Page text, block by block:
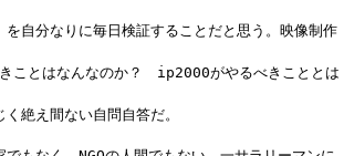
を自分なりに毎日検証することだと思う。映像制作
ことはなんなのか？ ip2000がやるべきこととは
絶え間ない自問自答だ。